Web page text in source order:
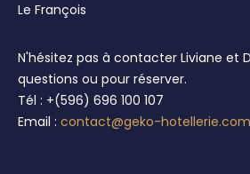
Le François
N'hésitez pas à contacter Liviane et
questions ou pour réserver.
Tél : +(596) 696 100 107
Email : contact@geko-hotellerie.com